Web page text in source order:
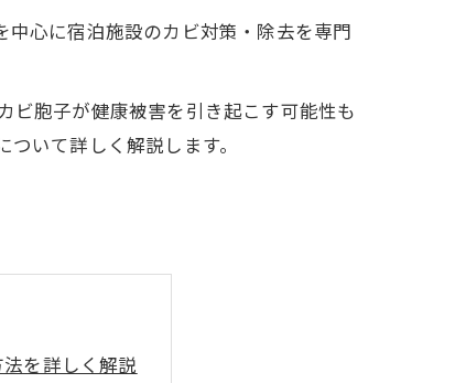
心に宿泊施設のカビ対策・除去を専門
ビ胞子が健康被害を引き起こす可能性も
いて詳しく解説します。
を詳しく解説